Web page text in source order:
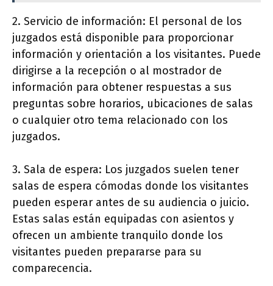
2. Servicio de información: El personal de los
juzgados está disponible para proporcionar
información y orientación a los visitantes. Puede
dirigirse a la recepción o al mostrador de
información para obtener respuestas a sus
preguntas sobre horarios, ubicaciones de salas
o cualquier otro tema relacionado con los
juzgados.
3. Sala de espera: Los juzgados suelen tener
salas de espera cómodas donde los visitantes
pueden esperar antes de su audiencia o juicio.
Estas salas están equipadas con asientos y
ofrecen un ambiente tranquilo donde los
visitantes pueden prepararse para su
comparecencia.